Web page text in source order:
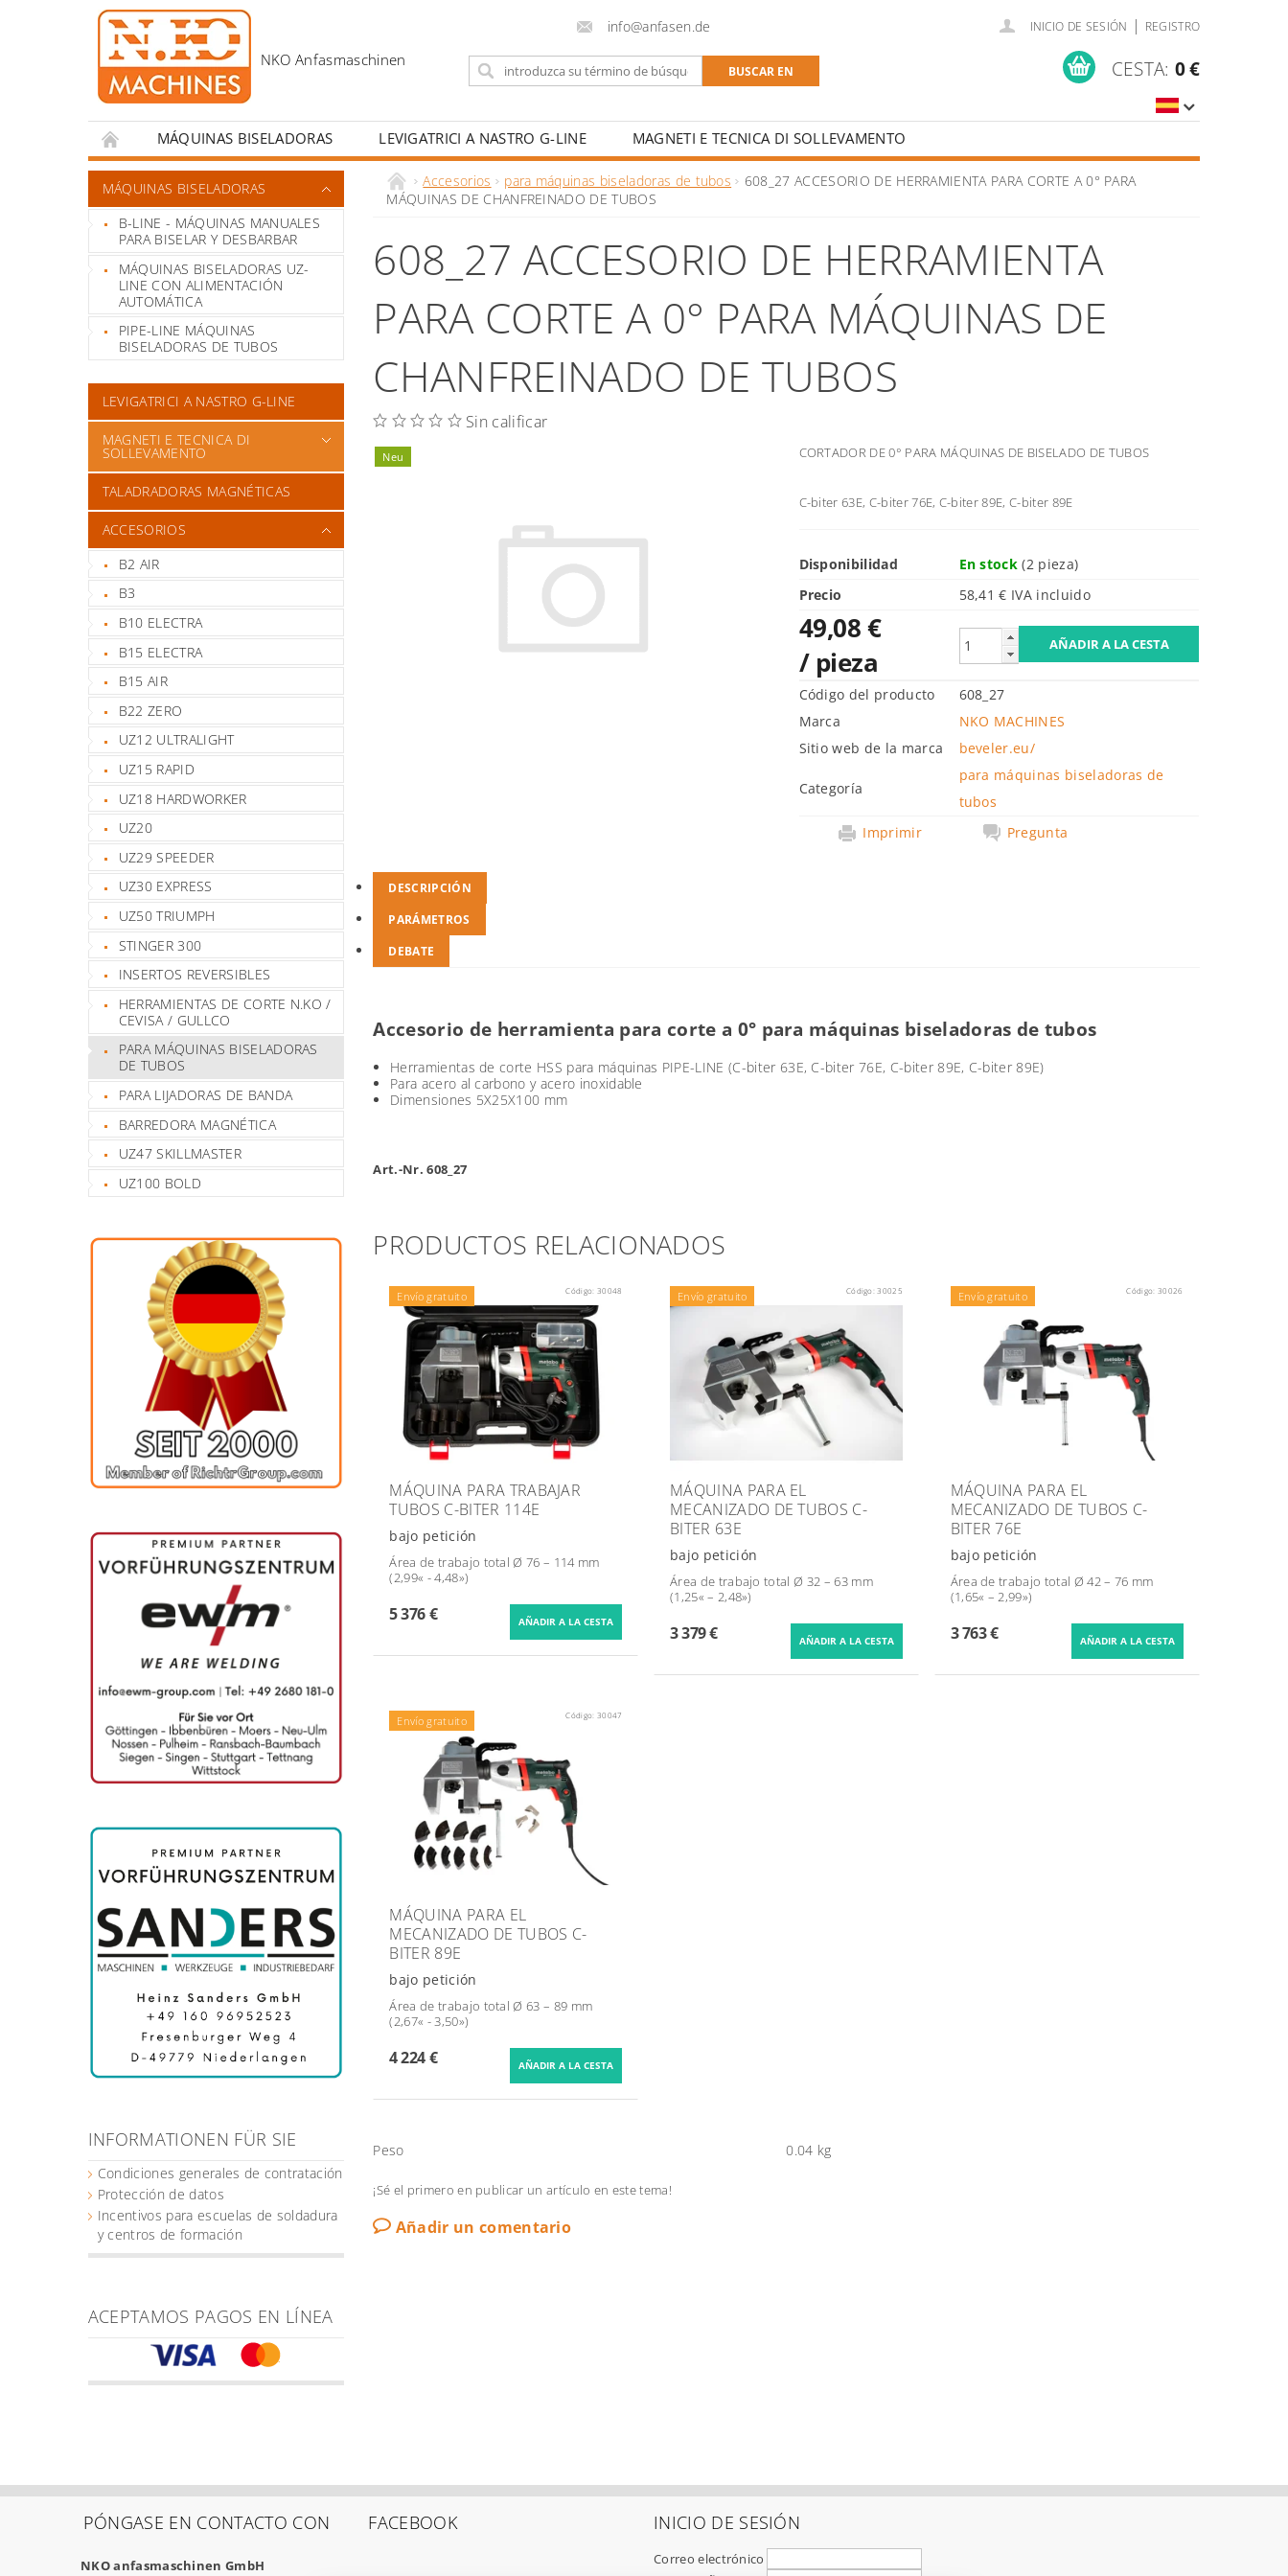
info@anfasen.de INICIO DE SESIÓN | REGISTRO
CESTA: 0 €
MÁQUINAS BISELADORAS LEVIGATRICI A NASTRO G-LINE
MAGNETI E TECNICA DI SOLLEVAMENTO
TALADRADORAS MAGNÉTICAS
ACCESORIOS CONTACTO INCENTIVOS PARA ESCUELAS DE SOLDADURA Y CENTROS DE FORMACIÓN
MÁQUINAS BISELADORAS
B-LINE - MÁQUINAS MANUALES
PARA BISELAR Y DESBARBAR
MÁQUINAS BISELADORAS UZ-
LINE CON ALIMENTACIÓN
AUTOMÁTICA
PIPE-LINE MÁQUINAS
BISELADORAS DE TUBOS
LEVIGATRICI A NASTRO G-LINE
MAGNETI E TECNICA DI
SOLLEVAMENTO
TALADRADORAS MAGNÉTICAS
ACCESORIOS
B2 AIR
B3
B10 ELECTRA
B15 ELECTRA
B15 AIR
B22 ZERO
UZ12 ULTRALIGHT
UZ15 RAPID
UZ18 HARDWORKER
UZ20
UZ29 SPEEDER
UZ30 EXPRESS
UZ50 TRIUMPH
STINGER 300
INSERTOS REVERSIBLES
HERRAMIENTAS DE CORTE N.KO /
CEVISA / GULLCO
PARA MÁQUINAS BISELADORAS
DE TUBOS
PARA LIJADORAS DE BANDA
BARREDORA MAGNÉTICA
UZ47 SKILLMASTER
UZ100 BOLD
INFORMATIONEN FÜR SIE
Condiciones generales de contratación
Protección de datos
Incentivos para escuelas de soldadura
y centros de formación
ACEPTAMOS PAGOS EN LÍNEA
Accesorios para máquinas biseladoras de tubos
608_27 ACCESORIO DE HERRAMIENTA PARA CORTE A 0° PARA
MÁQUINAS DE CHANFREINADO DE TUBOS
608_27 ACCESORIO DE HERRAMIENTA
PARA CORTE A 0° PARA MÁQUINAS DE
CHANFREINADO DE TUBOS
Sin calificar
Neu CORTADOR DE 0° PARA MÁQUINAS DE BISELADO DE TUBOS
C-biter 63E, C-biter 76E, C-biter 89E, C-biter 89E
Disponibilidad En stock(2 pieza)
Precio
58,41 € IVA incluido
49,08 €
/ pieza
Código del producto
608_27
Marca
NKO MACHINES
Sitio web de la marca
beveler.eu/
Categoría
para máquinas biseladoras de
tubos
Imprimir
Pregunta
DESCRIPCIÓN
PARÁMETROS
DEBATE
Accesorio de herramienta para corte a 0° para máquinas biseladoras de tubos
Herramientas de corte HSS para máquinas PIPE-LINE (C-biter 63E, C-biter 76E, C-biter 89E, C-biter 89E)
Para acero al carbono y acero inoxidable
Dimensiones 5X25X100 mm
Art.-Nr. 608_27
PRODUCTOS RELACIONADOS
Envío gratuito Código: 30048
MÁQUINA PARA TRABAJAR
TUBOS C-BITER 114E
bajo petición
Área de trabajo total Ø 76 – 114 mm
(2,99« - 4,48»)
5 376 €
Envío gratuito Código:30025
MÁQUINA PARA EL
MECANIZADO DE TUBOS C-
BITER 63E
bajo petición
Área de trabajo total Ø 32 – 63 mm
(1,25« – 2,48»)
3 379 €
Envío gratuito Código:30026
MÁQUINA PARA EL
MECANIZADO DE TUBOS C-
BITER 76E
bajo petición
Área de trabajo total Ø 42 – 76 mm
(1,65« – 2,99»)
3 763 €
Envío gratuito Código: 30047
MÁQUINA PARA EL
MECANIZADO DE TUBOS C-
BITER 89E
bajo petición
Área de trabajo total Ø 63 – 89 mm
(2,67« - 3,50»)
4 224 €
Peso 0.04 kg
¡Sé el primero en publicar un artículo en este tema!
Añadir un comentario
PÓNGASE EN CONTACTO CON
NKO anfasmaschinen GmbH
FACEBOOK INICIO DE SESIÓN
Correo electrónico